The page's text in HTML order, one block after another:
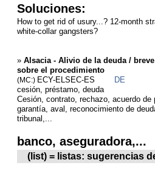
Soluciones:
How to get rid of usury...? 12-month
white-collar gangsters?
» Alsacia - Alivio de la deuda /
sobre el procedimiento
(MC:) ECY-ELSEC-ES
DE
cesión, préstamo, deuda
Cesión, contrato, rechazo, acuerdo de
garantía, aval, reconocimiento de
tribunal,...
banco, aseguradora,...
(list) = listas: sugerencias